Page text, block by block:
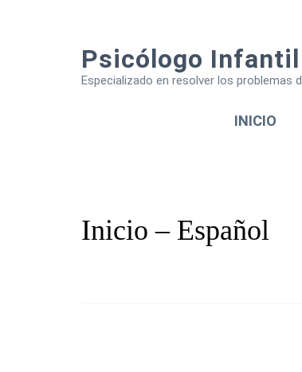
Psicólogo
Especializado en resolver los problemas
INICIO
Inicio – Español